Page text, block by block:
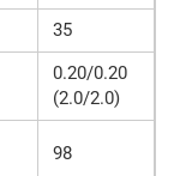
35
0.20/0.20
(2.0/2.0)
98